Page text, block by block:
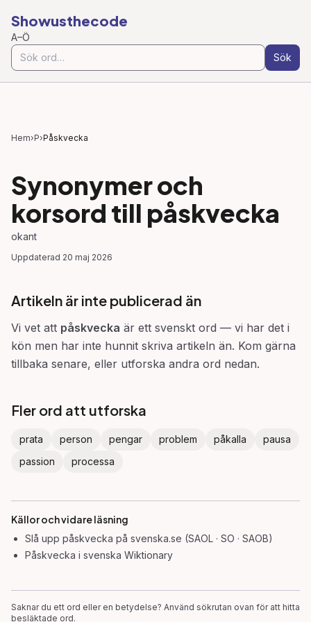
Showusthecode
A–Ö
Sök
Hem›P›Påskvecka
Synonymer och
korsord till påskvecka
okant
Uppdaterad 20 maj 2026
Artikeln är inte publicerad än
Vi vet att påskvecka är ett svenskt ord — vi har det i
kön men har inte hunnit skriva artikeln än. Kom gärna
tillbaka senare, eller utforska andra ord nedan.
Fler ord att utforska
prata person pengar problem påkalla
pausa
passion
processa
Källor och vidare läsning
Slå upp påskvecka på svenska.se (SAOL · SO · SAOB)
Påskvecka i svenska Wiktionary
Saknar du ett ord eller en betydelse? Använd sökrutan ovan för att hitta
besläktade ord.